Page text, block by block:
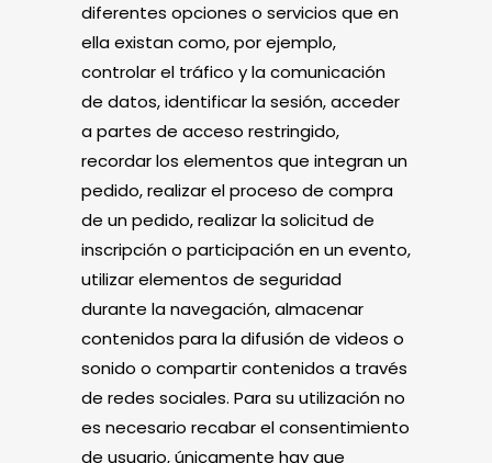
diferentes opciones o servicios que en
ella existan como, por ejemplo,
controlar el tráfico y la comunicación
de datos, identificar la sesión, acceder
a partes de acceso restringido,
recordar los elementos que integran un
pedido, realizar el proceso de compra
de un pedido, realizar la solicitud de
inscripción o participación en un evento,
utilizar elementos de seguridad
durante la navegación, almacenar
contenidos para la difusión de videos o
sonido o compartir contenidos a través
de redes sociales. Para su utilización no
es necesario recabar el consentimiento
de usuario, únicamente hay que